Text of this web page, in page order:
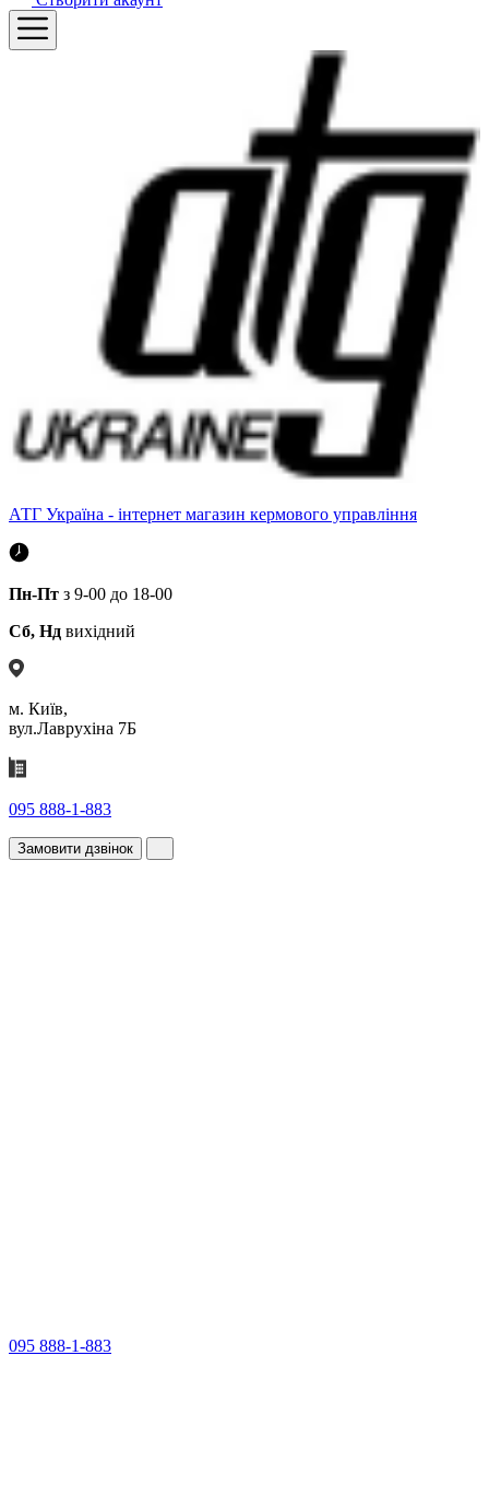
АТГ Україна - інтернет магазин кермового управління
Пн-Пт з 9-00 до 18-00
Сб, Нд вихідний
м. Київ,
вул.Лаврухіна 7Б
095 888-1-883
Замовити дзвінок
095 888-1-883